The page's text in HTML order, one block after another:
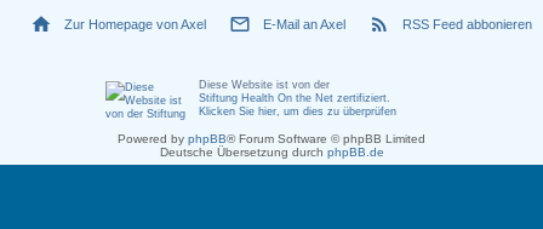
home Zur Homepage von Axel mail_outline E-Mail an Axel rss_feed RSS Feed abbonieren
Diese Website ist von der
Stiftung Health On the Net zertifiziert
Klicken Sie hier, um dies zu überprüfen
Powered by phpBB® Forum Software © phpBB Limited
Deutsche Übersetzung durch phpBB.de